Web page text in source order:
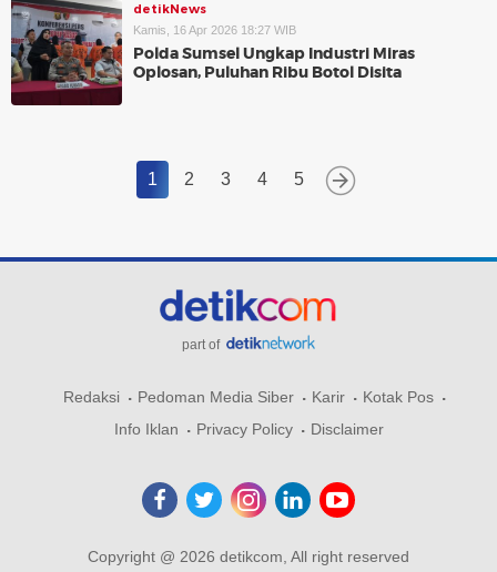
detikNews
Kamis, 16 Apr 2026 18:27 WIB
Polda Sumsel Ungkap Industri Miras
Oplosan, Puluhan Ribu Botol Disita
1 2 3 4 5
part of
Redaksi Pedoman Media Siber Karir
Kotak Pos
Info Iklan
Privacy Policy Disclaimer
Copyright @ 2026 detikcom, All right reserved